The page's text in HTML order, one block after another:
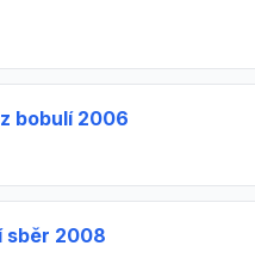
bobulí 2006
sběr 2008